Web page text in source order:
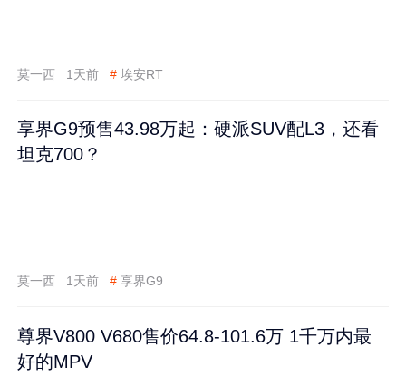
莫一西 1天前 # 埃安RT
享界G9预售43.98万起：硬派SUV配L3，还看
坦克700？
莫一西 1天前 # 享界G9
尊界V800 V680售价64.8-101.6万 1千万内最
好的MPV